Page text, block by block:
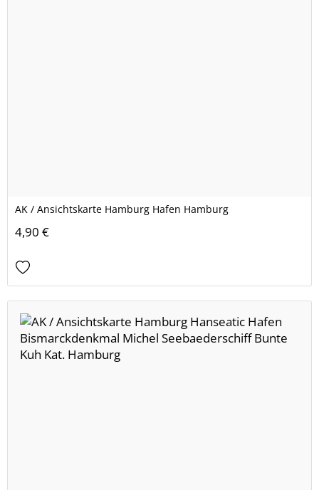
AK / Ansichtskarte Hamburg Hafen Hamburg
4,90 €